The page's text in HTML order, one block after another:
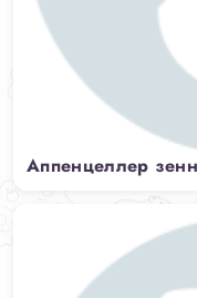
Аппенцеллер